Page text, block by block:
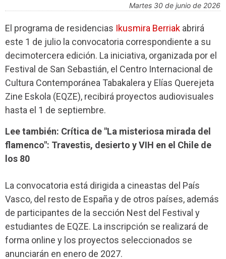
martes 30 de junio de 2026
El programa de residencias Ikusmira Berriak abrirá
este 1 de julio la convocatoria correspondiente a su
decimotercera edición. La iniciativa, organizada por el
Festival de San Sebastián, el Centro Internacional de
Cultura Contemporánea Tabakalera y Elías Querejeta
Zine Eskola (EQZE), recibirá proyectos audiovisuales
hasta el 1 de septiembre.
Lee también: Crítica de "La misteriosa mirada del
flamenco": Travestis, desierto y VIH en el Chile de
los 80
La convocatoria está dirigida a cineastas del País
Vasco, del resto de España y de otros países, además
de participantes de la sección Nest del Festival y
estudiantes de EQZE. La inscripción se realizará de
forma online y los proyectos seleccionados se
anunciarán en enero de 2027.